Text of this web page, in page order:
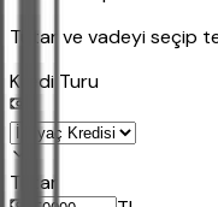
Tutar ve vadeyi seçip
Kredi Turu
Tutar